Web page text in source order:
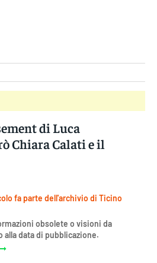
di Luca
Chiara Calati e il
fa parte dell'archivio di Ticino
obsolete o visioni da
data di pubblicazione.